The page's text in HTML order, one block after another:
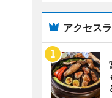
アクセス